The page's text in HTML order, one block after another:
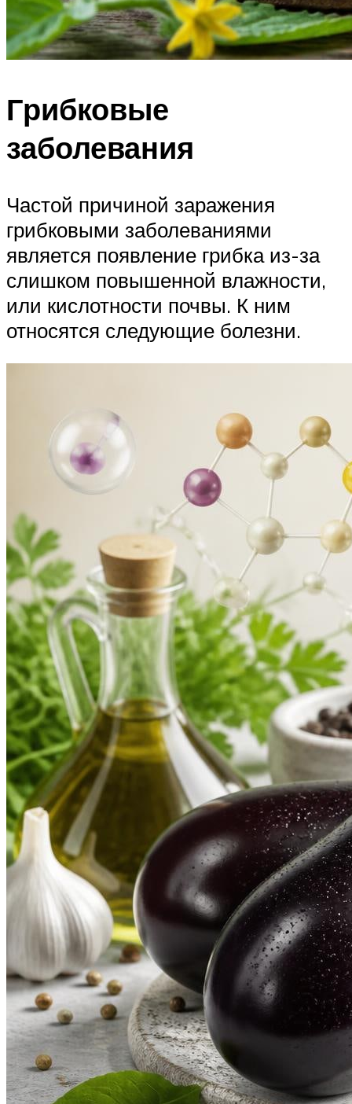
Грибковые
заболевания
Частой причиной заражения
грибковыми заболеваниями
является появление грибка из-за
слишком повышенной влажности,
или кислотности почвы. К ним
относятся следующие болезни.